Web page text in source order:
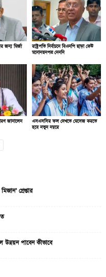
জন্য মির্জা
রাষ্ট্রপতি নির্বাচনে বিএনপি ছাড়া কেউ
মনোনয়নপত্র নেননি
জানালেন
এসএসসির ফল দেখতে মেসেজ করতে
হবে নতুন নম্বরে
গ্রেপ্তার
উন্নয়ন পাবেন কীভাবে